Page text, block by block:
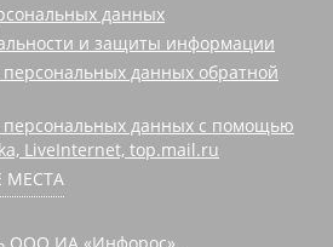
данных
и защиты информации
персональных данных обратной
персональных данных с помощью
LiveInternet, top.mail.ru
МЕСТА